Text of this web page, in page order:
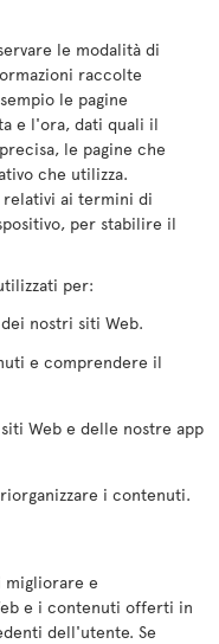
le modalità di
raccolte
le pagine
e l'ora, dati quali il
le pagine che
che utilizza.
ai termini di
per stabilire il
per:
nostri siti Web.
e comprendere il
Web e delle nostre app
i contenuti.
migliorare e
e i contenuti offerti in
dell'utente. Se